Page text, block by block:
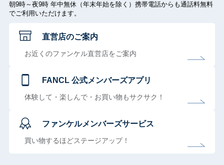
朝9時～夜9時 年中無休（年末年始を除く）携帯電話からも通話料無料
でご利用いただけます。
直営店のご案内
お近くのファンケル直営店をご案内
FANCL 公式メンバーズアプリ
体験して・楽しんで・お買い物もサクサク！
ファンケルメンバーズサービス
買い物するほどステージアップ！